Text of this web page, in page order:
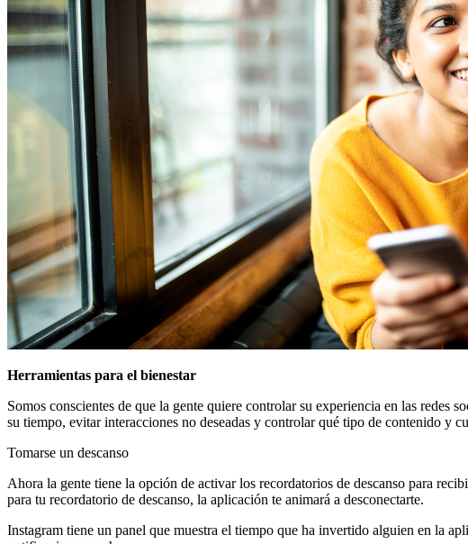
Herramientas para el bienestar
Somos conscientes de que la gente quiere controlar su experiencia en las redes
su tiempo, evitar interacciones no deseadas y controlar qué tipo de contenido y
Tomarse un descanso
Ahora la gente tiene la opción de activar los recordatorios de descanso para
para tu recordatorio de descanso, la aplicación te animará a desconectarte.
Instagram tiene un panel que muestra el tiempo que ha invertido alguien en la